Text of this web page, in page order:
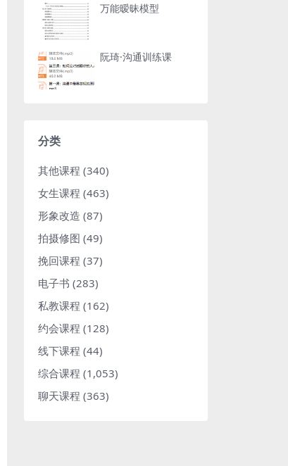
万能暧昧模型
阮琦·沟通训练课
分类
其他课程 (340)
女生课程 (463)
形象改造 (87)
拍摄修图 (49)
挽回课程 (37)
电子书 (283)
私教课程 (162)
约会课程 (128)
线下课程 (44)
综合课程 (1,053)
聊天课程 (363)